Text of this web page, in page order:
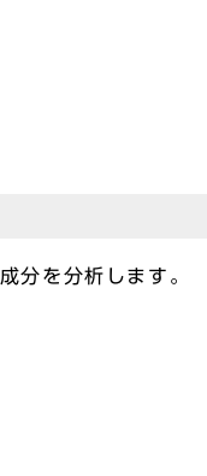
分を分析します。